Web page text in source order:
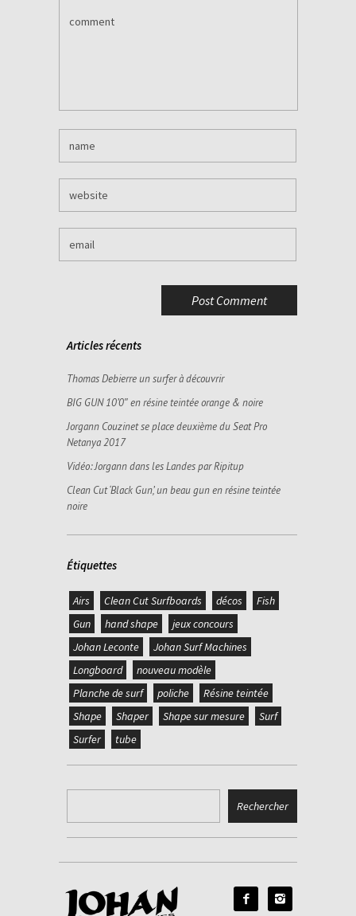
Articles récents
Thomas Debierre un surfer à découvrir
BIG GUN 10’0″ en résine teintée orange & noire
Jorgann Couzinet se place deuxième du Seat Pro
Netanya 2017
Vidéo: Jorgann dans les Landes par Ripitup
Clean Cut ‘Black Gun’, un beau gun en résine teintée
noire
Étiquettes
Airs Clean Cut Surfboards décos
Fish
Gun
hand shape
jeux concours
Johan Leconte
Johan Surf Machines
Longboard
nouveau modèle
Planche de surf
poliche
Résine teintée
Shape
Shaper Shape sur mesure
Surf
Surfer
tube
 